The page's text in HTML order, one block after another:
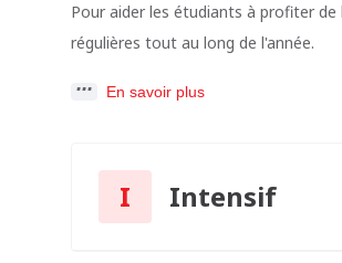
Pour aider les étudiants à profiter
régulières tout au long de l'année.
En savoir plus
I Intensif